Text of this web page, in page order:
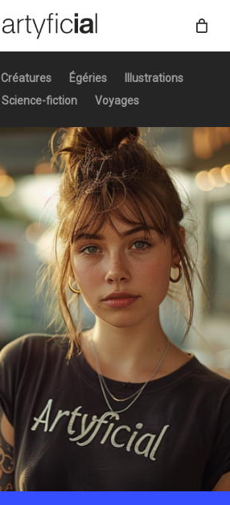
Créatures Égéries
Illustrations
Science-fiction Voyages